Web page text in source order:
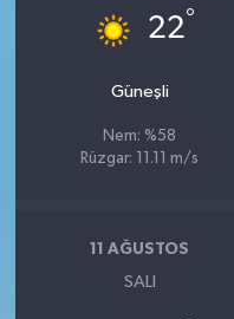
22°
Güneşli
Nem: %58
Rüzgar: 11.11 m/s
11 AĞUSTOS
SALI